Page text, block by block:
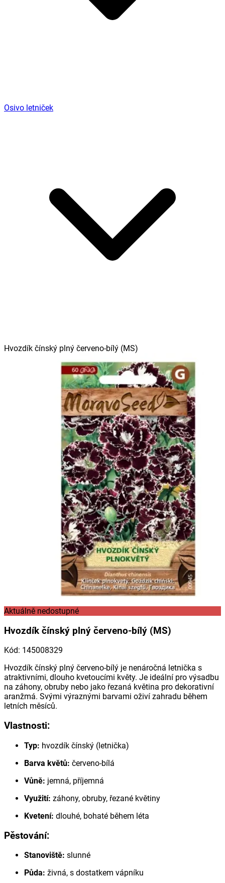
Osivo letniček
Hvozdík čínský plný červeno-bílý (MS)
Aktuálně nedostupné
Hvozdík čínský plný červeno-bílý (MS)
Kód: 145008329
Hvozdík čínský plný červeno-bílý je nenáročná letnička s
atraktivními, dlouho kvetoucími květy. Je ideální pro výsadbu
na záhony, obruby nebo jako řezaná květina pro dekorativní
aranžmá. Svými výraznými barvami oživí zahradu během
letních měsíců.
Vlastnosti:
Typ: hvozdík čínský (letnička)
Barva květů: červeno-bílá
Vůně: jemná, příjemná
Využití: záhony, obruby, řezané květiny
Kvetení: dlouhé, bohaté během léta
Pěstování:
Stanoviště: slunné
Půda: živná, s dostatkem vápníku